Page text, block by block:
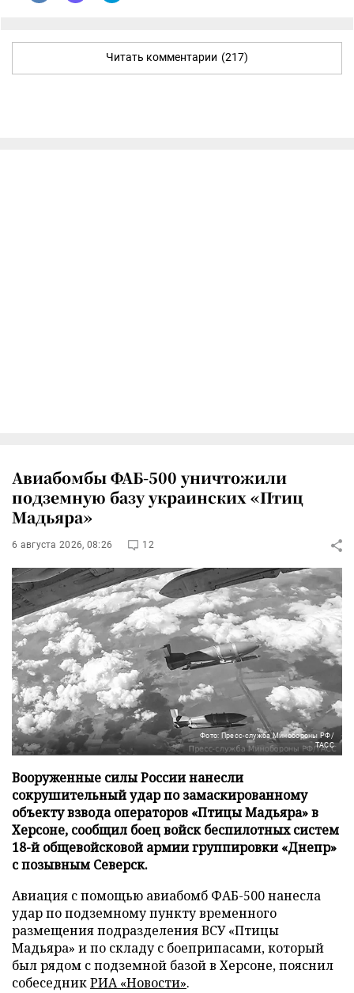
Читать комментарии (217)
Авиабомбы ФАБ-500 уничтожили
подземную базу украинских «Птиц
Мадьяра»
6 августа 2026, 08:26 12
Фото: Пресс-служба Минобороны РФ/
ТАСС
Вооруженные силы России нанесли
сокрушительный удар по замаскированному
объекту взвода операторов «Птицы Мадьяра» в
Херсоне, сообщил боец войск беспилотных систем
18-й общевойсковой армии группировки «Днепр»
с позывным Северск.
Авиация с помощью авиабомб ФАБ-500 нанесла
удар по подземному пункту временного
размещения подразделения ВСУ «Птицы
Мадьяра» и по складу с боеприпасами, который
был рядом с подземной базой в Херсоне, пояснил
собеседникРИА «Новости».